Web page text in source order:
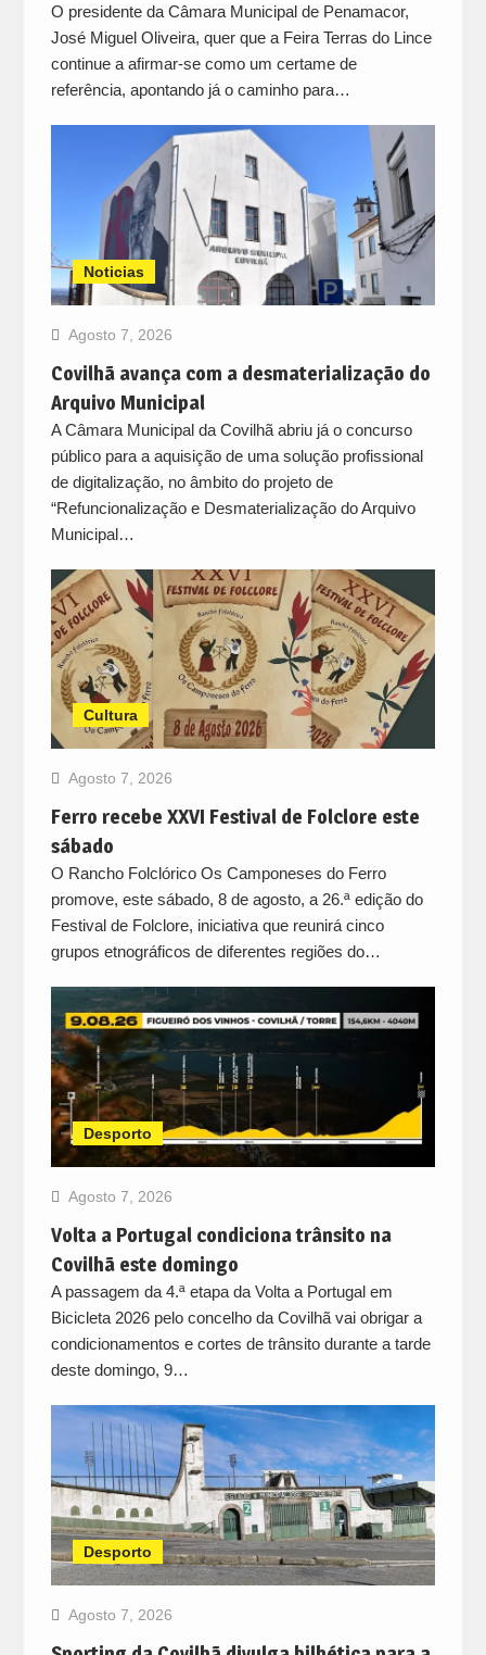
O presidente da Câmara Municipal de Penamacor,
José Miguel Oliveira, quer que a Feira Terras do Lince
continue a afirmar-se como um certame de
referência, apontando já o caminho para…
Noticias
Agosto 7, 2026
Covilhã avança com a desmaterialização do
Arquivo Municipal
A Câmara Municipal da Covilhã abriu já o concurso
público para a aquisição de uma solução profissional
de digitalização, no âmbito do projeto de
“Refuncionalização e Desmaterialização do Arquivo
Municipal…
Cultura
Agosto 7, 2026
Ferro recebe XXVI Festival de Folclore este
sábado
O Rancho Folclórico Os Camponeses do Ferro
promove, este sábado, 8 de agosto, a 26.ª edição do
Festival de Folclore, iniciativa que reunirá cinco
grupos etnográficos de diferentes regiões do…
Desporto
Agosto 7, 2026
Volta a Portugal condiciona trânsito na
Covilhã este domingo
A passagem da 4.ª etapa da Volta a Portugal em
Bicicleta 2026 pelo concelho da Covilhã vai obrigar a
condicionamentos e cortes de trânsito durante a tarde
deste domingo, 9…
Desporto
Agosto 7, 2026